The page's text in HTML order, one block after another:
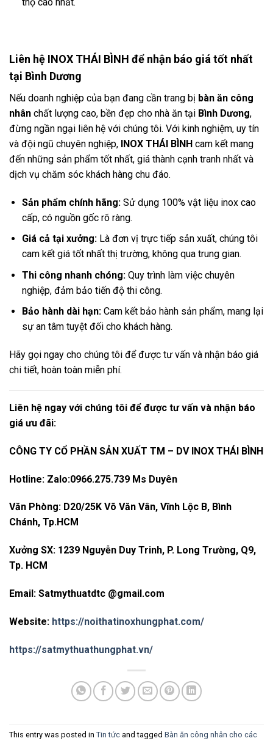
Liên hệ INOX THÁI BÌNH để nhận báo giá tốt nhất
tại Bình Dương
Nếu doanh nghiệp của bạn đang cần trang bị bàn ăn công
nhân chất lượng cao, bền đẹp cho nhà ăn tại Bình Dương,
đừng ngần ngại liên hệ với chúng tôi. Với kinh nghiệm, uy tín
và đội ngũ chuyên nghiệp, INOX THÁI BÌNH cam kết mang
đến những sản phẩm tốt nhất, giá thành cạnh tranh nhất và
dịch vụ chăm sóc khách hàng chu đáo.
Sản phẩm chính hãng:Sử dụng 100% vật liệu inox cao
cấp, có nguồn gốc rõ ràng.
Giá cả tại xưởng:Là đơn vị trực tiếp sản xuất, chúng tôi
cam kết giá tốt nhất thị trường, không qua trung gian.
Thi công nhanh chóng:Quy trình làm việc chuyên
nghiệp, đảm bảo tiến độ thi công.
Bảo hành dài hạn:Cam kết bảo hành sản phẩm, mang lại
sự an tâm tuyệt đối cho khách hàng.
Hãy gọi ngay cho chúng tôi để được tư vấn và nhận báo giá
chi tiết, hoàn toàn miễn phí.
Liên hệ ngay với chúng tôi để được tư vấn và nhận báo
giá ưu đãi:
CÔNG TY CỔ PHẦN SẢN XUẤT TM – DV INOX THÁI BÌNH
Hotline: Zalo:0966.275.739 Ms Duyên
Văn Phòng: D20/25K Võ Văn Vân, Vĩnh Lộc B, Bình
Chánh, Tp.HCM
Xưởng SX: 1239 Nguyễn Duy Trinh, P. Long Trường, Q9,
Tp. HCM
Email: Satmythuatdtc @gmail.com
Website: https://noithatinoxhungphat.com/
https://satmythuathungphat.vn/
This entry was posted in Tin tức and tagged Bàn ăn công nhân cho các